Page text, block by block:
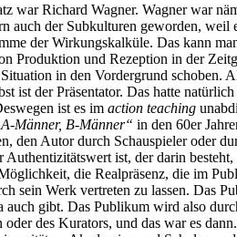
war Richard Wagner. Wagner war
auch der Subkulturen geworden,
der Wirkungskalküle. Das kann
Produktion und Rezeption in der
in den Vordergrund
ist der Präsentator. Das hatte
ist es im action teaching
„A-Männer, B-Männer“ in den 60er
den Autor durch Schauspieler oder
ist, der darin
die Realpräsenz, die im
sein Werk vertreten zu lassen.
gibt. Das Publikum wird also
des Kurators, und das war es